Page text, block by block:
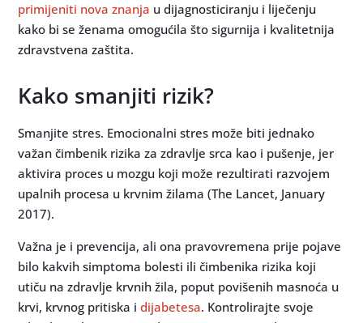
primijeniti nova znanja u dijagnosticiranju i liječenju
kako bi se ženama omogućila što sigurnija i kvalitetnija
zdravstvena zaštita.
Kako smanjiti rizik?
Smanjite stres. Emocionalni stres može biti jednako
važan čimbenik rizika za zdravlje srca kao i pušenje, jer
aktivira proces u mozgu koji može rezultirati razvojem
upalnih procesa u krvnim žilama (The Lancet, January
2017).
Važna je i prevencija, ali ona pravovremena prije pojave
bilo kakvih simptoma bolesti ili čimbenika rizika koji
utiču na zdravlje krvnih žila, poput povišenih masnoća u
krvi, krvnog pritiska idijabetesa. Kontrolirajte svoje